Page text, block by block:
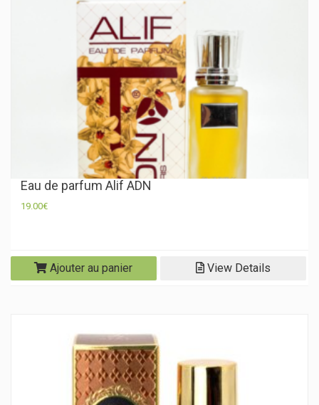
Eau de parfum Alif ADN
19.00€
Ajouter au panier View Details